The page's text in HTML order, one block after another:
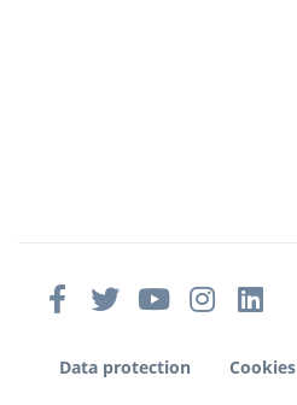
Data protection Cookies